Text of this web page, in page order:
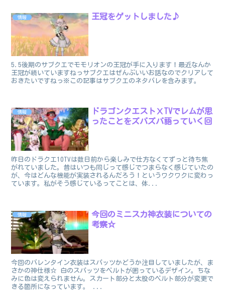
情報 王冠をゲットしました♪
5.5後期のサブクエでモモリオンの王冠が手に入ります！最近なんか
王冠が続いていますねっサブクエはぜんぶいいお話なのでクリアして
おきたいですねっ※この記事はサブクエのネタバレを含みます。
情報
ドラゴンクエストⅩTVでレムが思
ったことをズバズバ語っていく回
昨日のドラクエ10TVは数日前から楽しみで仕方なくてずっと待ち焦
がれていました。昔はいつも同じって感じでつまらなく感じていたの
が、今はどんな機能が実装されるんだろう！というワクワクに変わっ
ています。私がそう感じているってことは、体...
情報
今回のミニスカ神衣装についての
考察☆
今回のバレンタイン衣装はスパッツかどうか注目していましたが、ま
さかの神仕様☆ 白のスパッツをベルトが囲っているデザイン。ちな
みに色は変えられません。スカート部分と太股のベルト部分が変更で
きる箇所になっています。 ...